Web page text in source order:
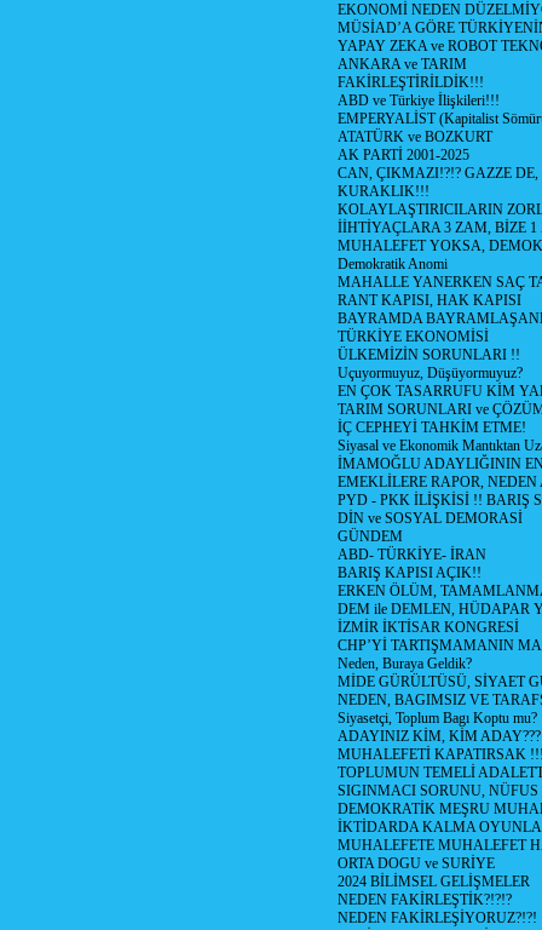
EKONOMİ NEDEN
MÜSİAD’A GÖRE
YAPAY ZEKA ve ROBOT
ANKARA ve TARIM
FAKİRLEŞTİRİLDİK!!!
ABD ve Türkiye İlişkileri!!!
EMPERYALİST (Kapitalist
ATATÜRK ve BOZKURT
AK PARTİ 2001-2025
CAN, ÇIKMAZI!?!? GAZZE
KURAKLIK!!!
KOLAYLAŞTIRICILARIN
İİHTİYAÇLARA 3 ZAM, BİZE
MUHALEFET YOKSA,
Demokratik Anomi
MAHALLE YANERKEN SAÇ
RANT KAPISI, HAK KAPISI
BAYRAMDA
TÜRKİYE EKONOMİSİ
ÜLKEMİZİN SORUNLARI !!
Uçuyormuyuz, Düşüyormuyuz?
EN ÇOK TASARRUFU KİM
TARIM SORUNLARI ve
İÇ CEPHEYİ TAHKİM ETME!
Siyasal ve Ekonomik Mantıktan
İMAMOĞLU ADAYLIĞININ
EMEKLİLERE RAPOR,
PYD - PKK İLİŞKİSİ !! BARIŞ
DİN ve SOSYAL DEMORASİ
GÜNDEM
ABD- TÜRKİYE- İRAN
BARIŞ KAPISI AÇIK!!
ERKEN ÖLÜM,
DEM ile DEMLEN, HÜDAPAR
İZMİR İKTİSAR KONGRESİ
CHP’Yİ TARTIŞMAMANIN
Neden, Buraya Geldik?
MİDE GÜRÜLTÜSÜ, SİYAET
NEDEN, BAGIMSIZ VE
Siyasetçi, Toplum Bagı Koptu mu?
ADAYINIZ KİM, KİM ADAY???
MUHALEFETİ KAPATIRSAK
TOPLUMUN TEMELİ
SIGINMACI SORUNU,
DEMOKRATİK MEŞRU
İKTİDARDA KALMA
MUHALEFETE MUHALEFET
ORTA DOGU ve SURİYE
2024 BİLİMSEL GELİŞMELER
NEDEN FAKİRLEŞTİK?!?!?
NEDEN FAKİRLEŞİYORUZ?!?!